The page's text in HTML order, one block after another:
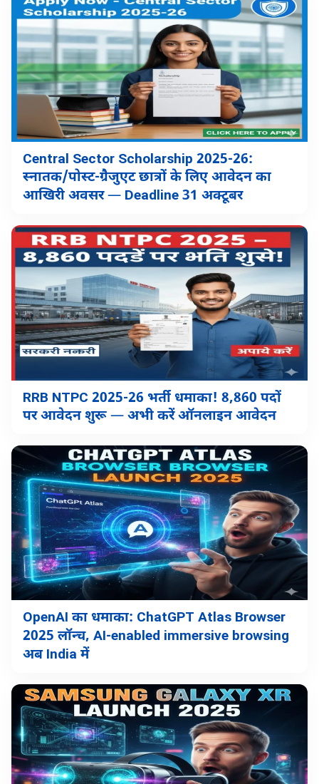
Central Sector Scholarship 2025-26:
स्नातक/पोस्ट-ग्रैजुएट छात्रों के लिए आवेदन का
आखिरी अवसर — Deadline 31 अक्टूबर
RRB NTPC 2025-26 भर्ती धमाका! 8,860 पदों
पर आवेदन शुरू — अभी करें ऑनलाइन आवेदन
OpenAI का धमाका: ChatGPT Atlas Browser
2025 लॉन्च, AI-enabled immersive browsing
अब India में